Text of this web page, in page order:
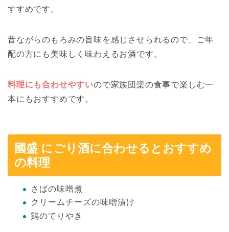
すすめです。
昔ながらのもろみの旨味を感じさせられるので、ご年
配の方にも美味しく味わえるお酒です。
料理にも合わせやすいので家族団欒の食事で楽しむ一
本にもおすすめです。
國盛 にごり酒に合わせるとおすすめ
の料理
さばの味噌煮
クリームチーズの味噌漬け
鶏のてりやき